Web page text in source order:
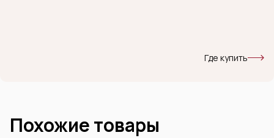
Где купить
Похожие товары